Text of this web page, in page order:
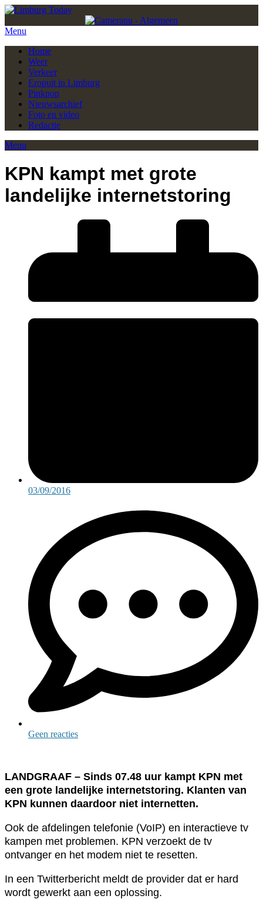
Menu
Home
Weer
Verkeer
Eropuit in Limburg
Pinkpop
Nieuwsarchief
Foto en video
Redactie
Menu
KPN kampt met grote
landelijke internetstoring
03/09/2016
Geen reacties
LANDGRAAF – Sinds 07.48 uur kampt KPN met
een grote landelijke internetstoring. Klanten van
KPN kunnen daardoor niet internetten.
Ook de afdelingen telefonie (VoIP) en interactieve tv
kampen met problemen. KPN verzoekt de tv
ontvanger en het modem niet te resetten.
In een Twitterbericht meldt de provider dat er hard
wordt gewerkt aan een oplossing.